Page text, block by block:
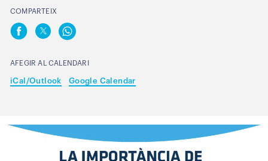
COMPARTEIX
AFEGIR AL CALENDARI
iCal/Outlook Google Calendar